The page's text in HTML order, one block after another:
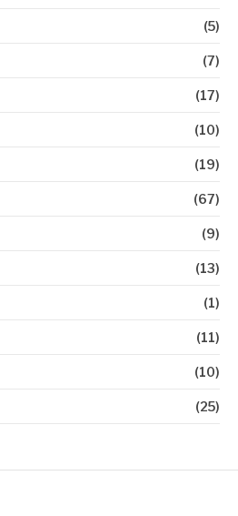
(5)
(7)
(17)
(10)
(19)
(67)
(9)
(13)
(1)
(11)
(10)
(25)